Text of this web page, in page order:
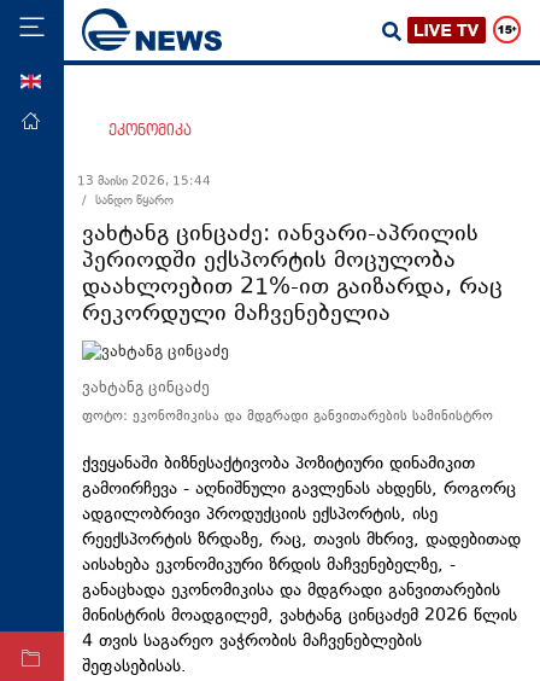
მთავარი
ეკონომიკა
მსოფლიო
ჯანდაცვა
საზოგადოება
სამართალი
კულტურა
სპორტი
ტექნოლოგიები
ტაბლოიდი
არქივი
ეკონომიკა
13 მაისი 2026, 15:44
/ სანდო წყარო
ვახტანგ ცინცაძე: იანვარი-აპრილის
პერიოდში ექსპორტის მოცულობა
დაახლოებით 21%-ით გაიზარდა, რაც
რეკორდული მაჩვენებელია
ვახტანგ ცინცაძე
ფოტო: ეკონომიკისა და მდგრადი განვითარების სამინისტრო
ქვეყანაში ბიზნესაქტივობა პოზიტიური დინამიკით
გამოირჩევა - აღნიშნული გავლენას ახდენს, როგორც
ადგილობრივი პროდუქციის ექსპორტის, ისე
რეექსპორტის ზრდაზე, რაც, თავის მხრივ, დადებითად
აისახება ეკონომიკური ზრდის მაჩვენებელზე, -
განაცხადა ეკონომიკისა და მდგრადი განვითარების
მინისტრის მოადგილემ, ვახტანგ ცინცაძემ 2026 წლის
4 თვის საგარეო ვაჭრობის მაჩვენებლების
შეფასებისას.